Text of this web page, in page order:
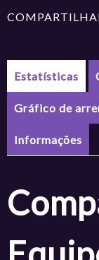
Estatísticas
Gráfico de
Informações
Compare as